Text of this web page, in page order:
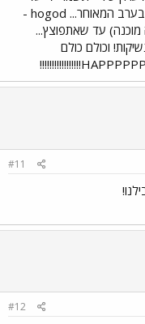
הגחלת רוב הזמן - אני פה ב-3.1....בערב המאוחר... hogod -
מוכנה) עד שאתפוצץ...
וכולם כולם
#11
#12